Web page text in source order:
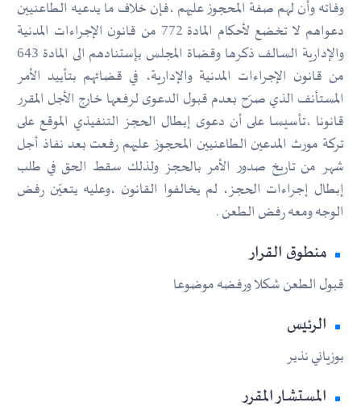
وفاته وأن لهم صفة المحجوز عليهم ،فإن خلاف ما يدعيه الطاعنيين
دعواهم لا تخضع لأحكام المادة 772 من قانون الإجراءات المدنية
والإدارية السالف ذكرها وقضاة المجلس بإستنادهم الى المادة 643
من قانون الإجراءات المدنية والإدارية، في قضائهم بتأييد الأمر
المستأنف الذي صرّح بعدم قبول الدعوى لرفعها خارج الأجل المقرر
قانونا ،تأسيسا على أن دعوى إبطال الحجز التنفيذي الموقع على
تركة مورث المدعين الطاعنيين المحجوز عليهم رفعت بعد نفاذ أجل
شهر من تاريخ صدور الأمر بالحجز ولذلك سقط الحق في طلب
إبطال إجراءات الحجز، لم يخالفوا القانون ،وعليه يتعيّن رفض
الوجه ومعه رفض الطعن .
منطوق القرار
قبول الطعن شكلا ورفضه موضوعا
الرئيس
بوزياني نذير
المستشار المقرر